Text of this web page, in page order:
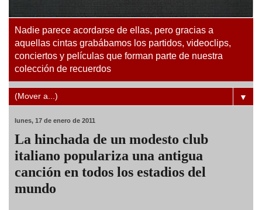
Nadie parece acordarse de ellas, pero gracias a
aquellas cintas grabábamos los partidos, videoclips,
conciertos y películas que forman parte de nuestra
colección de recuerdos
▼
lunes, 17 de enero de 2011
La hinchada de un modesto club
italiano populariza una antigua
canción en todos los estadios del
mundo